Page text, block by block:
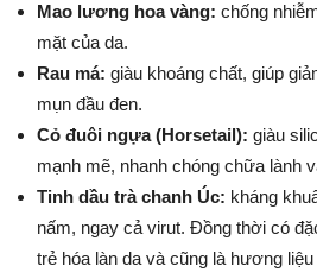
Mao lương hoa vàng: chống
mặt của da.
Rau má: giàu khoáng chất, giúp
mụn đầu đen.
Cỏ đuôi ngựa (Horsetail): giàu
mạnh mẽ, nhanh chóng chữa lành
Tinh dầu trà chanh Úc: kháng
nấm, ngay cả virut. Đồng thời có
trẻ hóa làn da và cũng là hương